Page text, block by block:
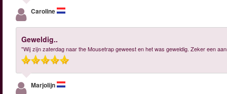
Caroline
Geweldig..
"Wij zijn zaterdag naar the Mousetrap geweest en het was geweldig. Zeker een
Marjolijn